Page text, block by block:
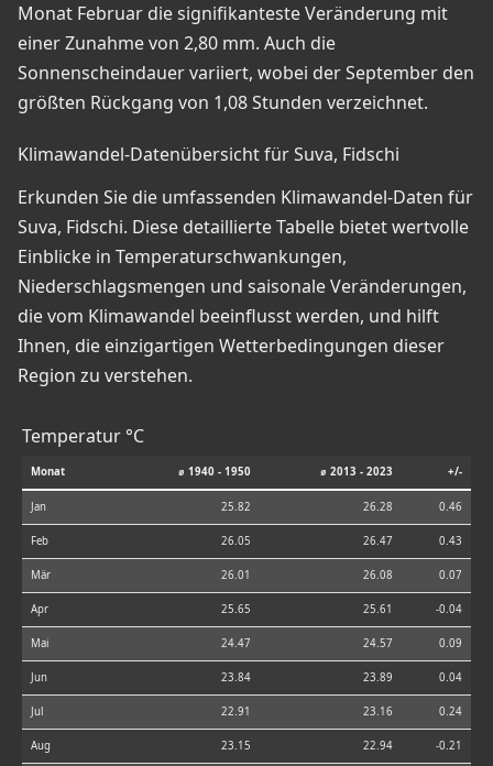
Monat Februar die signifikanteste Veränderung mit
einer Zunahme von 2,80 mm. Auch die
Sonnenscheindauer variiert, wobei der September den
größten Rückgang von 1,08 Stunden verzeichnet.
Klimawandel-Datenübersicht für Suva, Fidschi
Erkunden Sie die umfassenden Klimawandel-Daten für
Suva, Fidschi. Diese detaillierte Tabelle bietet wertvolle
Einblicke in Temperaturschwankungen,
Niederschlagsmengen und saisonale Veränderungen,
die vom Klimawandel beeinflusst werden, und hilft
Ihnen, die einzigartigen Wetterbedingungen dieser
Region zu verstehen.
Temperatur °C
Monat ⌀ 1940 - 1950 ⌀ 2013 - 2023 +/-
Jan 25.82 26.28 0.46
Feb 26.05 26.47 0.43
Mär 26.01 26.08 0.07
Apr 25.65 25.61 -0.04
Mai 24.47 24.57 0.09
Jun 23.84 23.89 0.04
Jul 22.91 23.16 0.24
Aug 23.15 22.94 -0.21